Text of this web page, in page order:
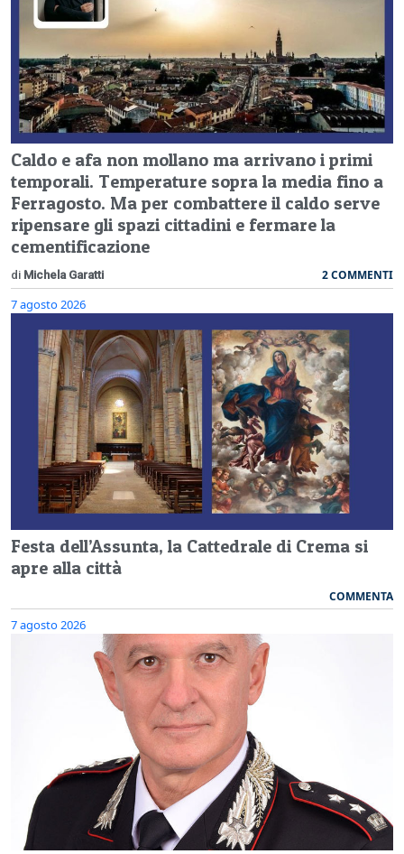
Caldo e afa non mollano ma arrivano i primi
temporali. Temperature sopra la media fino a
Ferragosto. Ma per combattere il caldo serve
ripensare gli spazi cittadini e fermare la
cementificazione
di Michela Garatti 2 COMMENTI
7 agosto 2026
Festa dell’Assunta, la Cattedrale di Crema si
apre alla città
COMMENTA
7 agosto 2026